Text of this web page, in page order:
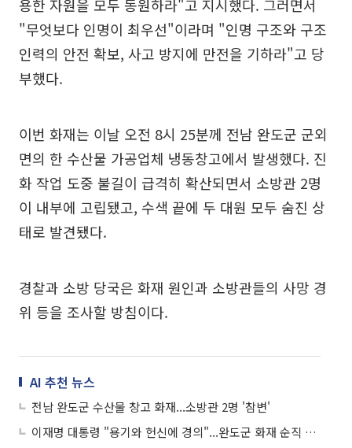
용한 자원을 모두 동원하라"고 지시했다. 그러면서
"무엇보다 인명이 최우선"이라며 "인명 구조와 구조
인력의 안전 확보, 사고 방지에 만전을 기하라"고 당
부했다.
이번 화재는 이날 오전 8시 25분께 전남 완도군 군외
면의 한 수산물 가공업체 냉동창고에서 발생했다. 진
화 작업 도중 불길이 급격히 확산되면서 소방관 2명
이 내부에 고립됐고, 수색 끝에 두 대원 모두 숨진 상
태로 발견됐다.
경찰과 소방 당국은 화재 원인과 소방관들의 사망 경
위 등을 조사할 방침이다.
AI 추천 뉴스
전남 완도군 수산물 창고 화재...소방관 2명 '참변'
이재명 대통령 "용기와 헌신에 경의"...완도군 화재 순직 소방관 '애도'